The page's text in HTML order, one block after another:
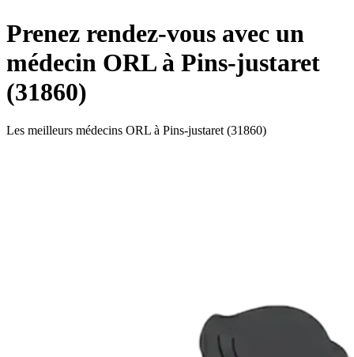
Prenez rendez-vous avec un
médecin ORL à Pins-justaret
(31860)
Les meilleurs médecins ORL à Pins-justaret (31860)